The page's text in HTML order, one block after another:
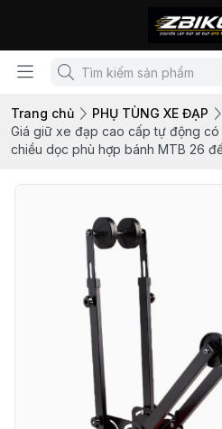
Trang chủ PHỤ TÙNG XE ĐẠP
Giá giữ xe đạp cao cấp tự động
chiều dọc phù hợp bánh MTB 26